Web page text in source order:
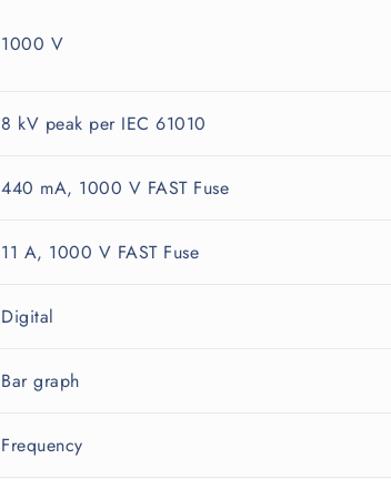
1000 V
8 kV peak per IEC 61010
440 mA, 1000 V FAST Fuse
11 A, 1000 V FAST Fuse
Digital
Bar graph
Frequency